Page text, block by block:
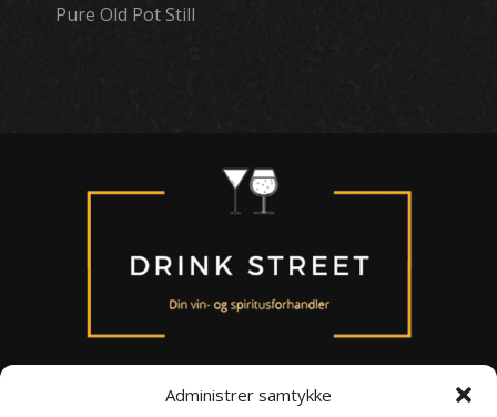
Administrer samtykke
Pure Old Pot Still